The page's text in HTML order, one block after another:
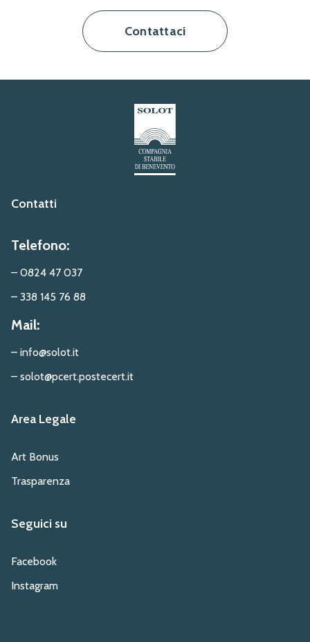
Contattaci
Contatti
Telefono:
– 0824 47 037
– 338 145 76 88
Mail:
– info@solot.it
– solot@pcert.postecert.it
Area Legale
Art Bonus
Trasparenza
Seguici su
Facebook
Instagram